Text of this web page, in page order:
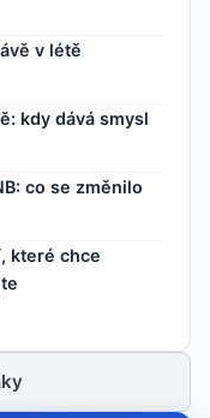
v létě
kdy dává smysl
co se změnilo
které chce